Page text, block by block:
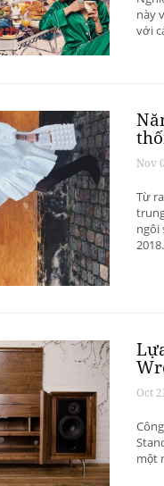
này
với
Nov
Từ
ngôi
2018.
Oct
một